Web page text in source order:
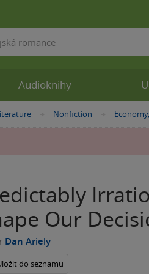
»
Nonfiction »
Our
Dan Ariely
do seznamu
Audioknihy